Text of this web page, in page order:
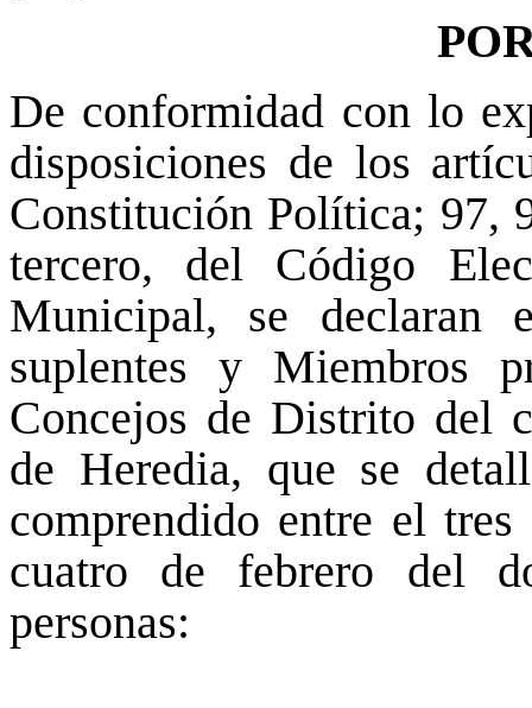
De conformidad con lo
disposiciones de los
Constitución Política; 97,
tercero, del Código
Municipal, se declaran
suplentes y Miembros
Concejos de Distrito del
de Heredia, que se
comprendido entre el
cuatro de febrero del
personas: